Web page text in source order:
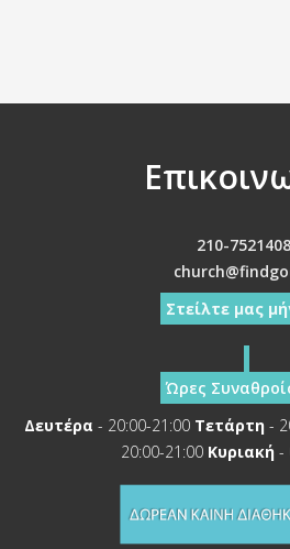
210-7521408
Στείλτε μας
Ώρες
Δευτέρα - 20:00-21:00 Τετάρτη -
20:00-21:00 Κυριακή -